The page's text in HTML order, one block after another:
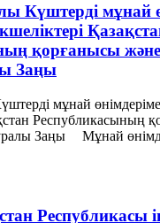
Күштерді мұнай
қорғанысы
Заңы
мұнай
Республикасының
Заңы Мұнай
Республикасы